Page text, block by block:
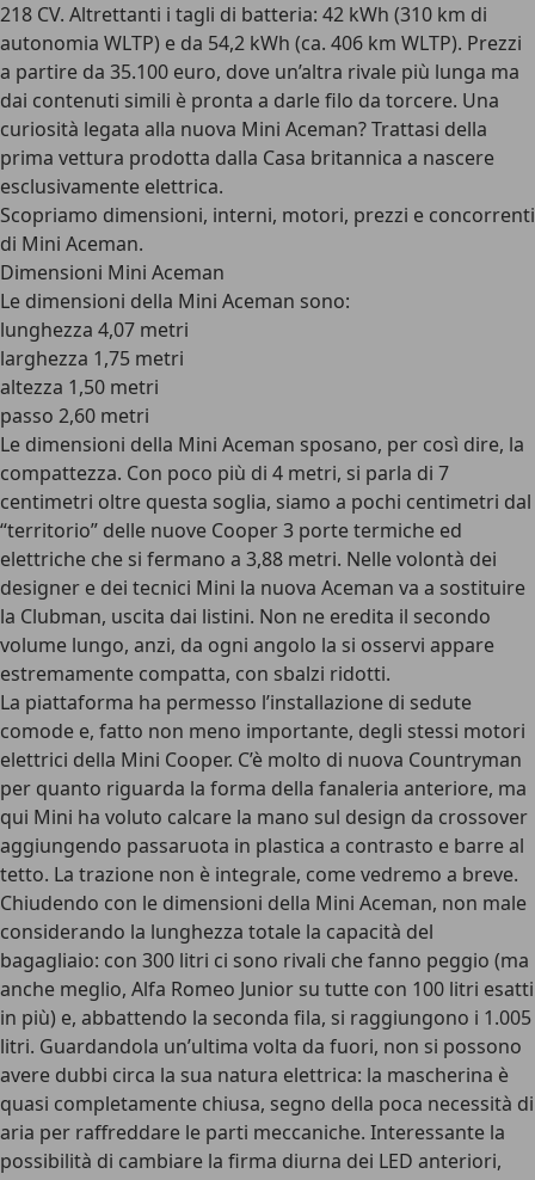
218 CV. Altrettanti i tagli di batteria: 42 kWh (310 km di
autonomia WLTP) e da 54,2 kWh (ca. 406 km WLTP). Prezzi
a partire da 35.100 euro, dove un’altra rivale più lunga ma
dai contenuti simili è pronta a darle filo da torcere. Una
curiosità legata alla nuova Mini Aceman? Trattasi della
prima vettura prodotta dalla Casa britannica a nascere
esclusivamente elettrica.
Scopriamo dimensioni, interni, motori, prezzi e concorrenti
di Mini Aceman.
Dimensioni Mini Aceman
Le dimensioni della Mini Aceman sono:
lunghezza 4,07 metri
larghezza 1,75 metri
altezza 1,50 metri
passo 2,60 metri
Le dimensioni della Mini Aceman sposano, per così dire, la
compattezza. Con poco più di 4 metri, si parla di 7
centimetri oltre questa soglia, siamo a pochi centimetri dal
“territorio” delle nuove Cooper 3 porte termiche ed
elettriche che si fermano a 3,88 metri. Nelle volontà dei
designer e dei tecnici Mini la nuova Aceman va a sostituire
la Clubman, uscita dai listini. Non ne eredita il secondo
volume lungo, anzi, da ogni angolo la si osservi appare
estremamente compatta, con sbalzi ridotti.
La piattaforma ha permesso l’installazione di sedute
comode e, fatto non meno importante, degli stessi motori
elettrici della Mini Cooper. C’è molto di nuova Countryman
per quanto riguarda la forma della fanaleria anteriore, ma
qui Mini ha voluto calcare la mano sul design da crossover
aggiungendo passaruota in plastica a contrasto e barre al
tetto. La trazione non è integrale, come vedremo a breve.
Chiudendo con le dimensioni della Mini Aceman, non male
considerando la lunghezza totale la capacità del
bagagliaio: con 300 litri ci sono rivali che fanno peggio (ma
anche meglio, Alfa Romeo Junior su tutte con 100 litri esatti
in più) e, abbattendo la seconda fila, si raggiungono i 1.005
litri. Guardandola un’ultima volta da fuori, non si possono
avere dubbi circa la sua natura elettrica: la mascherina è
quasi completamente chiusa, segno della poca necessità di
aria per raffreddare le parti meccaniche. Interessante la
possibilità di cambiare la firma diurna dei LED anteriori,